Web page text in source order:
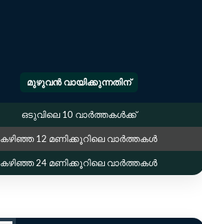
മുഴുവൻ വായിക്കുന്നതിന്
ഒടുവിലെ 10 വാർത്തകൾക്ക്
കഴിഞ്ഞ 12 മണിക്കൂറിലെ വാർത്തകൾ
കഴിഞ്ഞ 24 മണിക്കൂറിലെ വാർത്തകൾ